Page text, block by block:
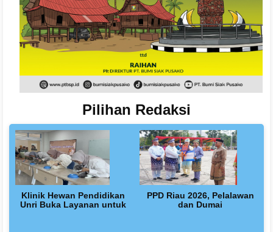
Pilihan Redaksi
Klinik Hewan Pendidikan
Unri Buka Layanan untuk
PPD Riau 2026, Pelalawan
dan Dumai